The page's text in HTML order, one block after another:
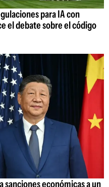
para IA con
el debate sobre el código
sanciones económicas a un